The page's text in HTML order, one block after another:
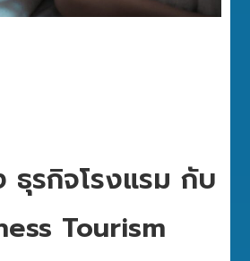
ธุรกิจโรงแรม กับ
Tourism